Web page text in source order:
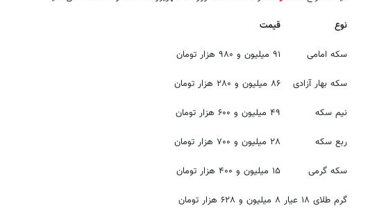
نوع قیمت
سکه امامی ۹۱ میلیون و ۹۸۰ هزار تومان
سکه بهار آزادی ۸۶ میلیون و ۲۸۰ هزار تومان
نیم سکه ۴۹ میلیون و ۶۰۰ هزار تومان
ربع سکه ۲۸ میلیون و ۷۰۰ هزار تومان
سکه گرمی ۱۵ میلیون و ۴۰۰ هزار تومان
گرم طلای ۱۸ عیار ۸ میلیون و ۶۲۸ هزار تومان